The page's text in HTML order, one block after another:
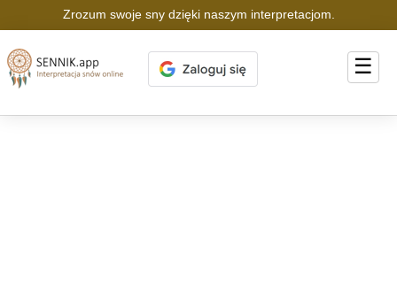
Zrozum swoje sny dzięki naszym interpretacjom.
☰